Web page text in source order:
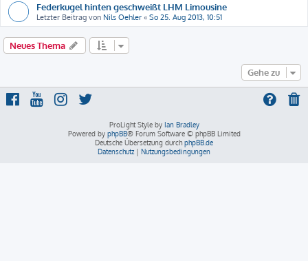
Federkugel hinten geschweißt LHM Limousine
Letzter Beitrag von Nils Oehler « So 25. Aug 2013, 10:51
Neues Thema
Gehe zu
ProLight Style by Ian Bradley
Powered by phpBB® Forum Software © phpBB Limited
Deutsche Übersetzung durch phpBB.de
Datenschutz | Nutzungsbedingungen